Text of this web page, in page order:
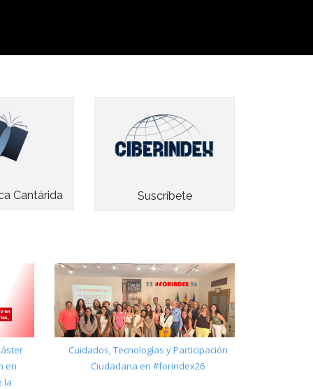
Cantárida Suscríbete
en
la
Cuidados, Tecnologías y Participación
Ciudadana en #forindex26